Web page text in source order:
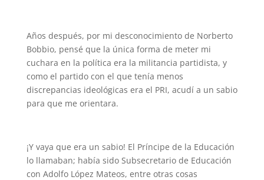
Años después, por mi desconocimiento de Norberto
Bobbio, pensé que la única forma de meter mi
cuchara en la política era la militancia partidista, y
como el partido con el que tenía menos
discrepancias ideológicas era el PRI, acudí a un sabio
para que me orientara.
¡Y vaya que era un sabio! El Príncipe de la Educación
lo llamaban; había sido Subsecretario de Educación
con Adolfo López Mateos, entre otras cosas